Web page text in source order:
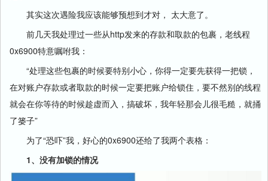
其实这次遇险我应该能够预想到才对， 太大意了。
前几天我处理过一些从http发来的存款和取款的包裹，老线程
0x6900特意嘱咐我：
“处理这些包裹的时候要特别小心，你得一定要先获得一把锁，
在对账户存款或者取款的时候一定要把账户给锁住，要不然别的线程
就会在你等待的时候趁虚而入，搞破坏，我年轻那会儿很毛糙，就捅
了篓子”
为了“恐吓”我，好心的0x6900还给了我两个表格：
1、没有加锁的情况